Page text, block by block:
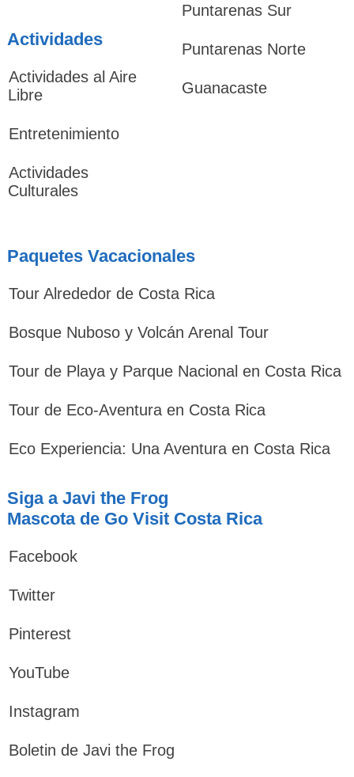
Actividades
Actividades al Aire
Libre
Entretenimiento
Actividades
Culturales
Puntarenas Sur
Puntarenas Norte
Guanacaste
Paquetes Vacacionales
Tour Alrededor de Costa Rica
Bosque Nuboso y Volcán Arenal Tour
Tour de Playa y Parque Nacional en Costa Rica
Tour de Eco-Aventura en Costa Rica
Eco Experiencia: Una Aventura en Costa Rica
Siga a Javi the Frog
Mascota de Go Visit Costa Rica
Facebook
Twitter
Pinterest
YouTube
Instagram
Boletin de Javi the Frog